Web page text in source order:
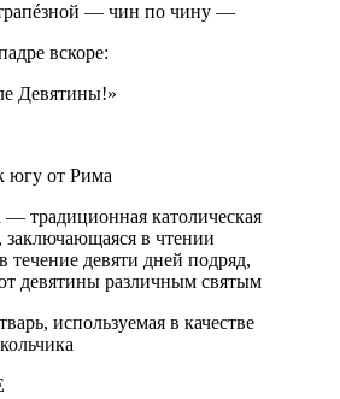
— чин по чину —
вскоре:
Девятины!»
югу от Рима
— традиционная католическая
заключающаяся в чтении
девяти дней подряд,
девятины различным святым
используемая в качестве